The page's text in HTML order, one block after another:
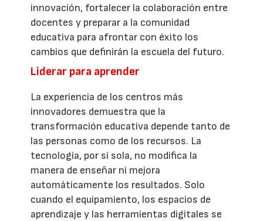
innovación, fortalecer la colaboración entre
docentes y preparar a la comunidad
educativa para afrontar con éxito los
cambios que definirán la escuela del futuro.
Liderar para aprender
La experiencia de los centros más
innovadores demuestra que la
transformación educativa depende tanto de
las personas como de los recursos. La
tecnología, por sí sola, no modifica la
manera de enseñar ni mejora
automáticamente los resultados. Solo
cuando el equipamiento, los espacios de
aprendizaje y las herramientas digitales se